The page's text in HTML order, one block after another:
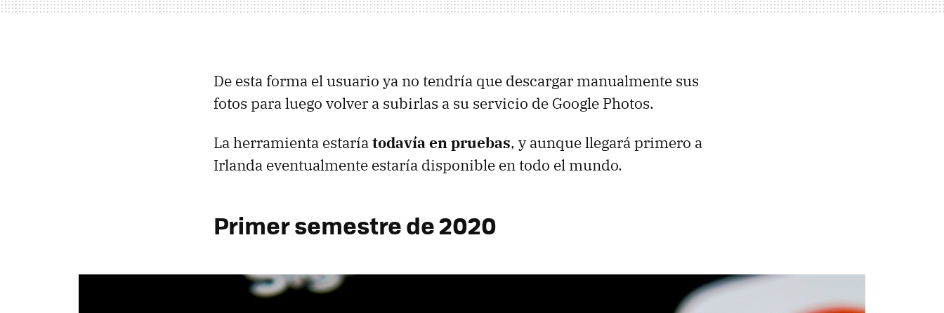
De esta forma el usuario ya no tendría que descargar manualmente sus
fotos para luego volver a subirlas a su servicio de Google Photos.
La herramienta estaríatodavía en pruebas, y aunque llegará primero a
Irlanda eventualmente estaría disponible en todo el mundo.
Primer semestre de 2020